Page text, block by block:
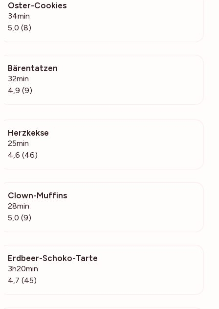
Oster-Cookies
34min
5,0 (8)
Bärentatzen
32min
4,9 (9)
Herzkekse
25min
4,6 (46)
Clown-Muffins
28min
5,0 (9)
Erdbeer-Schoko-Tarte
3h20min
4,7 (45)